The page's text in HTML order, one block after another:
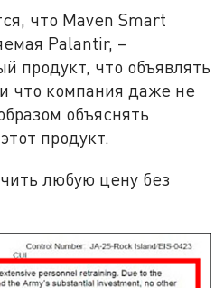
что Maven Smart
Palantir, –
продукт, что объявлять
что компания даже не
объяснять
продукт.
любую цену без